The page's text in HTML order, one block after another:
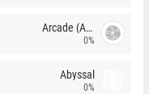
Arcade (AU)
0%
Abyssal
0%